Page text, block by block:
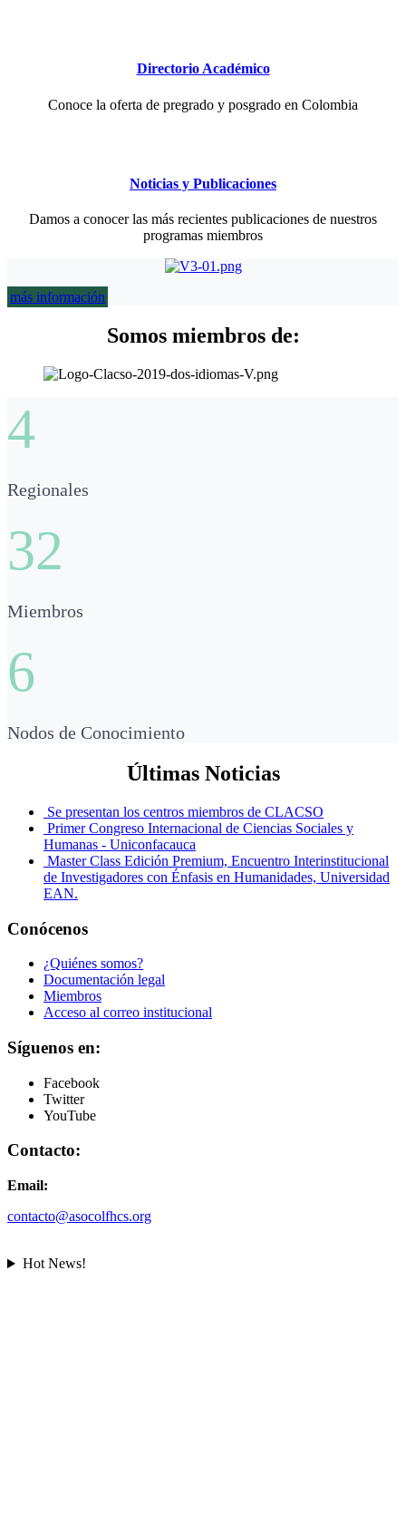
Directorio Académico
Conoce la oferta de pregrado y posgrado en Colombia
Noticias y Publicaciones
Damos a conocer las más recientes publicaciones de nuestros
programas miembros
más información
Somos miembros de:
4
Regionales
32
Miembros
6
Nodos de Conocimiento
Últimas Noticias
Se presentan los centros miembros de CLACSO
Primer Congreso Internacional de Ciencias Sociales y
Humanas - Uniconfacauca
Master Class Edición Premium, Encuentro Interinstitucional
de Investigadores con Énfasis en Humanidades, Universidad
EAN.
Conócenos
¿Quiénes somos?
Documentación legal
Miembros
Acceso al correo institucional
Síguenos en:
Facebook
Twitter
YouTube
Contacto:
Email:
contacto@asocolfhcs.org
Hot News!